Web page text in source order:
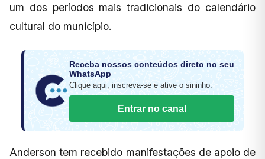
um dos períodos mais tradicionais do calendário
cultural do município.
Receba nossos conteúdos direto no seu
WhatsApp
Clique aqui, inscreva-se e ative o sininho.
Entrar no canal
Anderson tem recebido manifestações de apoio de